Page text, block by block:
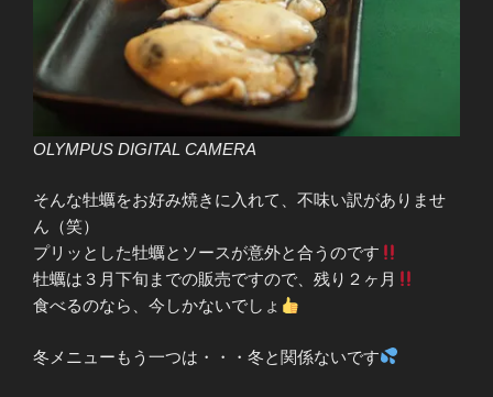
OLYMPUS DIGITAL CAMERA
そんな牡蠣をお好み焼きに入れて、不味い訳がありませ
ん（笑）
プリッとした牡蠣とソースが意外と合うのです
牡蠣は３月下旬までの販売ですので、残り２ヶ月
食べるのなら、今しかないでしょ
冬メニューもう一つは・・・冬と関係ないです